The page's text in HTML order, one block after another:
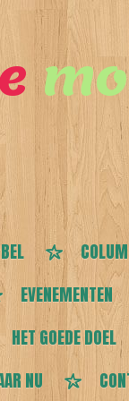
EVENEMENTEN
HET GOEDE DOEL
NU